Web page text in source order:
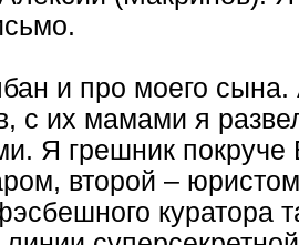
и про моего
с их мамами я
Я грешник
второй –
куратора